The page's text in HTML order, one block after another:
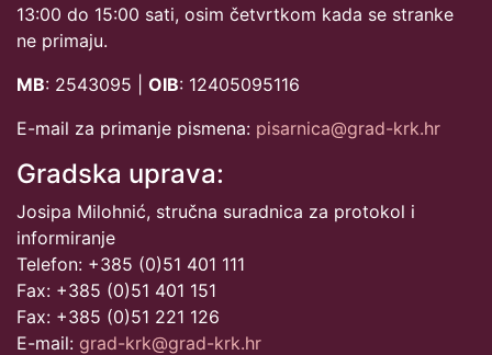
13:00 do 15:00 sati, osim četvrtkom kada se stranke
ne primaju.
MB: 2543095 | OIB: 12405095116
E-mail za primanje pismena: pisarnica@grad-krk.hr
Gradska uprava:
Josipa Milohnić, stručna suradnica za protokol i
informiranje
Telefon: +385 (0)51 401 111
Fax: +385 (0)51 401 151
Fax: +385 (0)51 221 126
E-mail: grad-krk@grad-krk.hr